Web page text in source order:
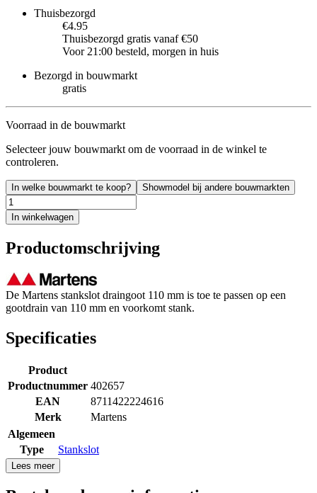
Thuisbezorgd
€4.95
Thuisbezorgd gratis vanaf €50
Voor 21:00 besteld, morgen in huis
Bezorgd in bouwmarkt
gratis
Voorraad in de bouwmarkt
Selecteer jouw bouwmarkt om de voorraad in de winkel te
controleren.
In welke bouwmarkt te koop? Showmodel bij andere bouwmarkten
In winkelwagen
Productomschrijving
De Martens stankslot draingoot 110 mm is toe te passen op een
gootdrain van 110 mm en voorkomt stank.
Specificaties
Product
Productnummer 402657
EAN
8711422224616
Merk
Martens
Algemeen
Type
Stankslot
Lees meer